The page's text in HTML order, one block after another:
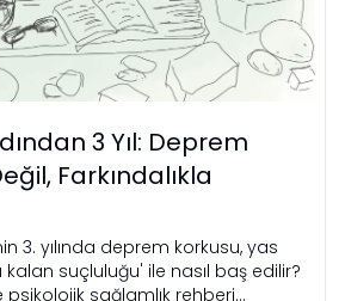
3 Yıl: Deprem
Farkındalıkla
3. yılında deprem korkusu, yas
suçluluğu' ile nasıl baş edilir?
psikolojik sağlamlık rehberi